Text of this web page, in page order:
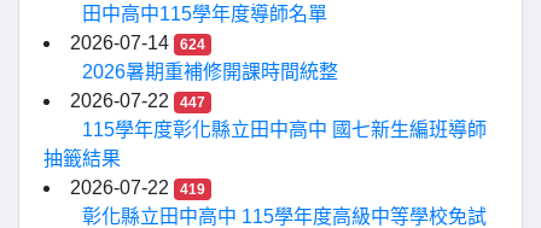
田中高中115學年度導師名單
2026-07-14
624
2026暑期重補修開課時間統整
2026-07-22
447
115學年度彰化縣立田中高中 國七新生編班導師
抽籤結果
2026-07-22
419
彰化縣立田中高中 115學年度高級中等學校免試